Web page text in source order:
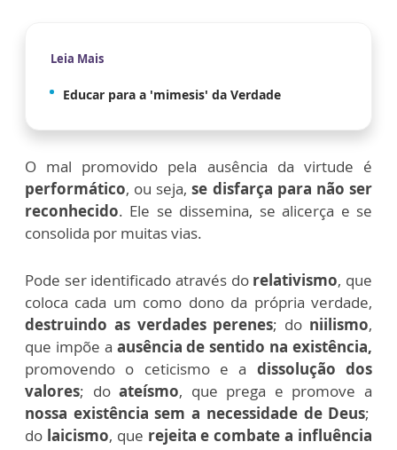
Leia Mais
Educar para a 'mimesis' da Verdade
O mal promovido pela ausência da virtude é
performático, ou seja,se disfarça para não ser
reconhecido. Ele se dissemina, se alicerça e se
consolida por muitas vias.
Pode ser identificado através do relativismo, que
coloca cada um como dono da própria verdade,
destruindo as verdades perenes; do niilismo,
que impõe a ausência de sentido na existência,
promovendo o ceticismo e a dissolução dos
valores; doateísmo, que prega e promove a
nossa existência sem a necessidade de Deus;
do laicismo, que rejeita e combate a influência